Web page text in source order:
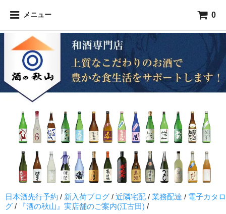
メニュー 0
日本酒先行予約 / 新入荷ブログ / 近隣宅配 / 業務配達 / 電子カタロ
グ / 『酒の秋山』実店舗のご案内(江古田) /